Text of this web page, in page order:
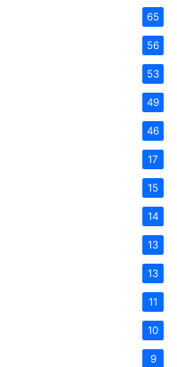
65
56
53
49
46
17
15
14
13
13
11
10
9